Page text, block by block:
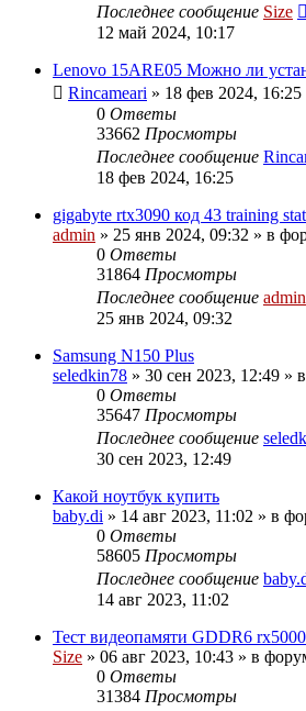
Последнее сообщение Size
12 май 2024, 10:17
Lenovo 15ARE05 Можно ли
Rincameari » 18 фев 2024, 16:25
0 Ответы
33662 Просмотры
Последнее сообщение
18 фев 2024, 16:25
gigabyte rtx3090 код 43 training
admin » 25 янв 2024, 09:32 » в
0 Ответы
31864 Просмотры
Последнее сообщение admin
25 янв 2024, 09:32
Samsung N150 Plus
seledkin78 » 30 сен 2023, 12:49 »
0 Ответы
35647 Просмотры
Последнее сообщение
30 сен 2023, 12:49
Какой ноутбук купить
baby.di » 14 авг 2023, 11:02 » в
0 Ответы
58605 Просмотры
Последнее сообщение
14 авг 2023, 11:02
Тест видеопамяти GDDR6
Size » 06 авг 2023, 10:43 » в
0 Ответы
31384 Просмотры